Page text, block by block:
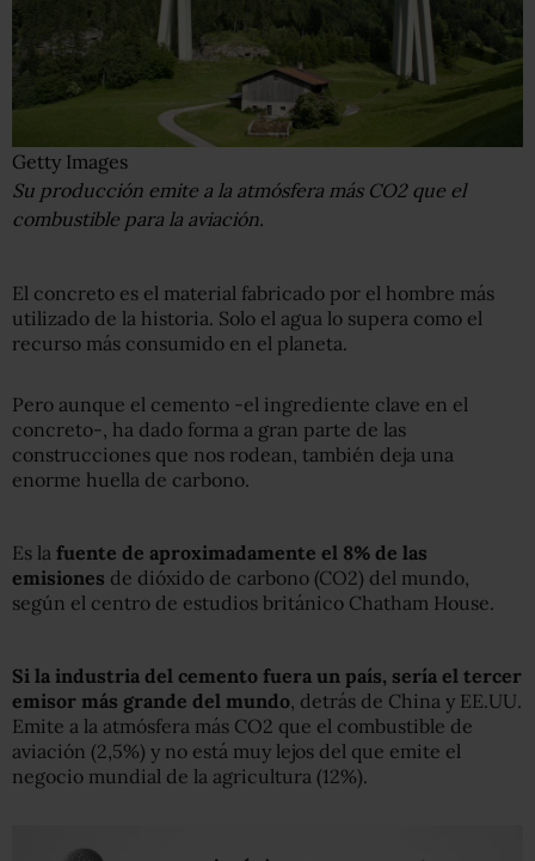
Getty Images
Su producción emite a la atmósfera más CO2 que el
combustible para la aviación.
El concreto es el material fabricado por el hombre más
utilizado de la historia. Solo el agua lo supera como el
recurso más consumido en el planeta.
Pero aunque el cemento -el ingrediente clave en el
concreto-, ha dado forma a gran parte de las
construcciones que nos rodean, también deja una
enorme huella de carbono.
Es la fuente de aproximadamente el 8% de las
emisiones de dióxido de carbono (CO2) del mundo,
según el centro de estudios británico Chatham House.
Si la industria del cemento fuera un país, sería el tercer
emisor más grande del mundo , detrás de China y EE.UU.
Emite a la atmósfera más CO2 que el combustible de
aviación (2,5%) y no está muy lejos del que emite el
negocio mundial de la agricultura (12%).